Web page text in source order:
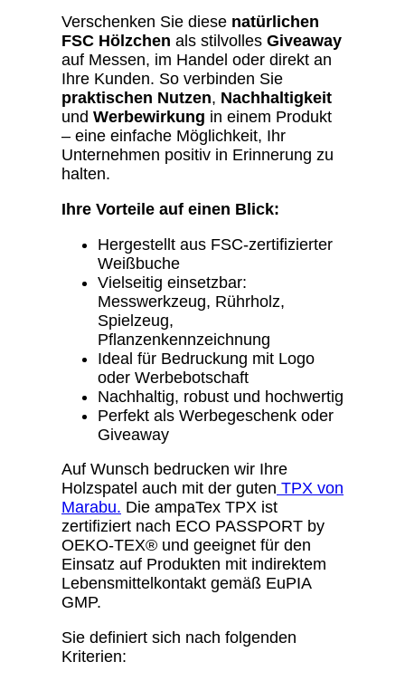
Verschenken Sie diese natürlichen
FSC Hölzchen als stilvolles Giveaway
auf Messen, im Handel oder direkt an
Ihre Kunden. So verbinden Sie
praktischen Nutzen, Nachhaltigkeit
und Werbewirkung in einem Produkt
– eine einfache Möglichkeit, Ihr
Unternehmen positiv in Erinnerung zu
halten.
Ihre Vorteile auf einen Blick:
Hergestellt aus FSC-zertifizierter
Weißbuche
Vielseitig einsetzbar:
Messwerkzeug, Rührholz,
Spielzeug,
Pflanzenkennzeichnung
Ideal für Bedruckung mit Logo
oder Werbebotschaft
Nachhaltig, robust und hochwertig
Perfekt als Werbegeschenk oder
Giveaway
Auf Wunsch bedrucken wir Ihre
Holzspatel auch mit der guten TPX von
Marabu. Die ampaTex TPX ist
zertifiziert nach ECO PASSPORT by
OEKO-TEX® und geeignet für den
Einsatz auf Produkten mit indirektem
Lebensmittelkontakt gemäß EuPIA
GMP.
Sie definiert sich nach folgenden
Kriterien: